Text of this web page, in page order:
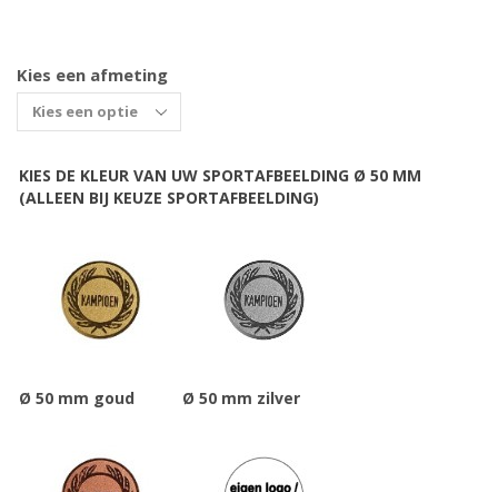
Kies een afmeting
KIES DE KLEUR VAN UW SPORTAFBEELDING Ø 50 MM
(ALLEEN BIJ KEUZE SPORTAFBEELDING)
Ø 50 mm goud Ø 50 mm zilver